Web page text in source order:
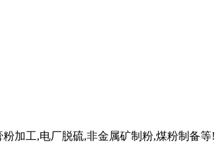
加工,电厂脱硫,非金属矿制粉,煤粉制备等!